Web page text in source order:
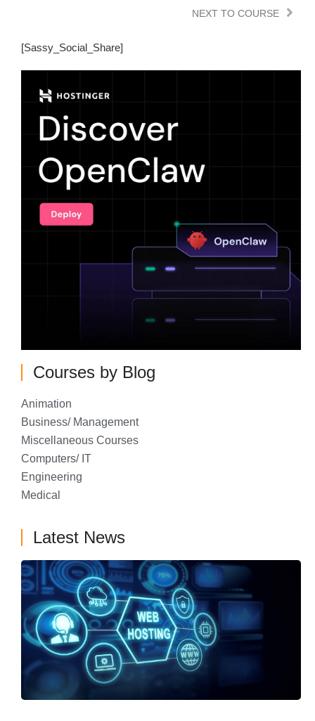
NEXT TO COURSE
[Sassy_Social_Share]
Courses by Blog
Animation
Business/ Management
Miscellaneous Courses
Computers/ IT
Engineering
Medical
Latest News